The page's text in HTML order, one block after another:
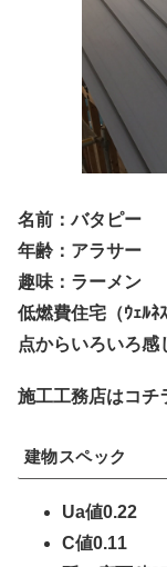
名前：バタピー
年齢：アラサー
趣味：ラーメン
低燃費住宅（ｳｪﾙﾈ
点からいろいろ感
施工工務店はコ
建物スペック
Ua値0.22
C値0.11